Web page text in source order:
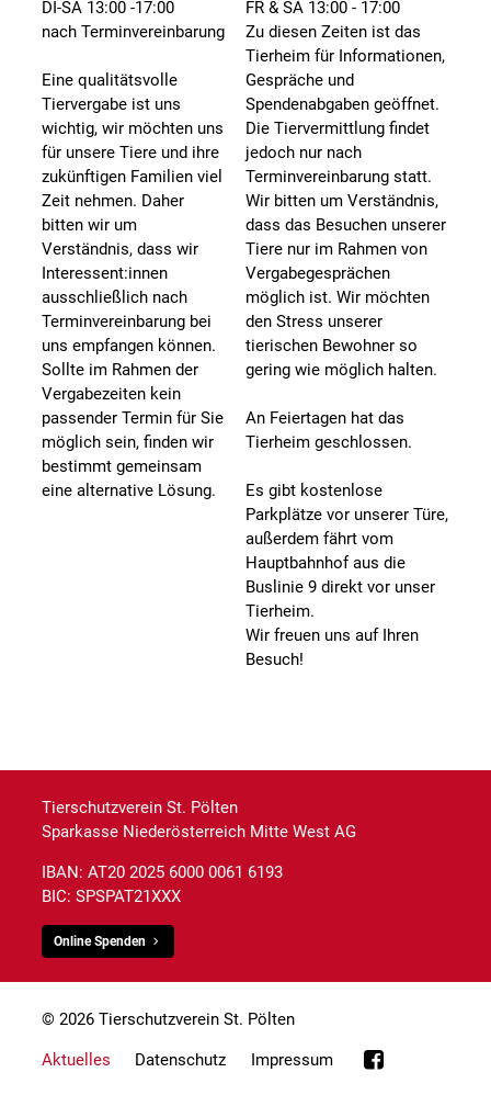
DI-SA 13:00 -17:00
nach Terminvereinbarung
Eine qualitätsvolle
Tiervergabe ist uns
wichtig, wir möchten uns
für unsere Tiere und ihre
zukünftigen Familien viel
Zeit nehmen. Daher
bitten wir um
Verständnis, dass wir
Interessent:innen
ausschließlich nach
Terminvereinbarung bei
uns empfangen können.
Sollte im Rahmen der
Vergabezeiten kein
passender Termin für Sie
möglich sein, finden wir
bestimmt gemeinsam
eine alternative Lösung.
FR & SA 13:00 - 17:00
Zu diesen Zeiten ist das
Tierheim für Informationen,
Gespräche und
Spendenabgaben geöffnet.
Die Tiervermittlung findet
jedoch nur nach
Terminvereinbarung statt.
Wir bitten um Verständnis,
dass das Besuchen unserer
Tiere nur im Rahmen von
Vergabegesprächen
möglich ist. Wir möchten
den Stress unserer
tierischen Bewohner so
gering wie möglich halten.
An Feiertagen hat das
Tierheim geschlossen.
Es gibt kostenlose
Parkplätze vor unserer Türe,
außerdem fährt vom
Hauptbahnhof aus die
Buslinie 9 direkt vor unser
Tierheim.
Wir freuen uns auf Ihren
Besuch!
Tierschutzverein St. Pölten
Sparkasse Niederösterreich Mitte West AG
IBAN: AT20 2025 6000 0061 6193
BIC: SPSPAT21XXX
Online Spenden
© 2026 Tierschutzverein St. Pölten
Aktuelles Datenschutz Impressum